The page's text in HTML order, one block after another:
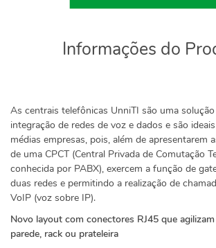
Informações do
As centrais telefônicas UnniTI são uma
integração de redes de voz e dados e são
médias empresas, pois, além de apresentarem
de uma CPCT (Central Privada de Comutação
conhecida por PABX), exercem a função de
duas redes e permitindo a realização de
VoIP (voz sobre IP).
Novo layout com conectores RJ45 que
parede, rack ou prateleira